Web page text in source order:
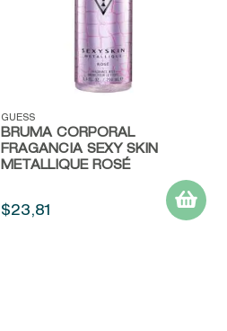
Vista rápida
GUESS
BRUMA CORPORAL
FRAGANCIA SEXY SKIN
METALLIQUE ROSÉ
$23,81